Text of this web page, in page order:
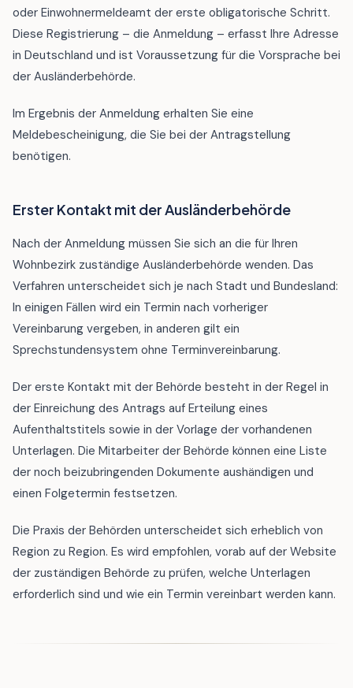
oder Einwohnermeldeamt der erste obligatorische Schritt.
Diese Registrierung – die Anmeldung – erfasst Ihre Adresse
in Deutschland und ist Voraussetzung für die Vorsprache bei
der Ausländerbehörde.
Im Ergebnis der Anmeldung erhalten Sie eine
Meldebescheinigung, die Sie bei der Antragstellung
benötigen.
Erster Kontakt mit der Ausländerbehörde
Nach der Anmeldung müssen Sie sich an die für Ihren
Wohnbezirk zuständige Ausländerbehörde wenden. Das
Verfahren unterscheidet sich je nach Stadt und Bundesland:
In einigen Fällen wird ein Termin nach vorheriger
Vereinbarung vergeben, in anderen gilt ein
Sprechstundensystem ohne Terminvereinbarung.
Der erste Kontakt mit der Behörde besteht in der Regel in
der Einreichung des Antrags auf Erteilung eines
Aufenthaltstitels sowie in der Vorlage der vorhandenen
Unterlagen. Die Mitarbeiter der Behörde können eine Liste
der noch beizubringenden Dokumente aushändigen und
einen Folgetermin festsetzen.
Die Praxis der Behörden unterscheidet sich erheblich von
Region zu Region. Es wird empfohlen, vorab auf der Website
der zuständigen Behörde zu prüfen, welche Unterlagen
erforderlich sind und wie ein Termin vereinbart werden kann.